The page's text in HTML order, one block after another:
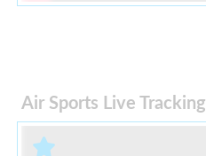
Air Sports Live Tracking